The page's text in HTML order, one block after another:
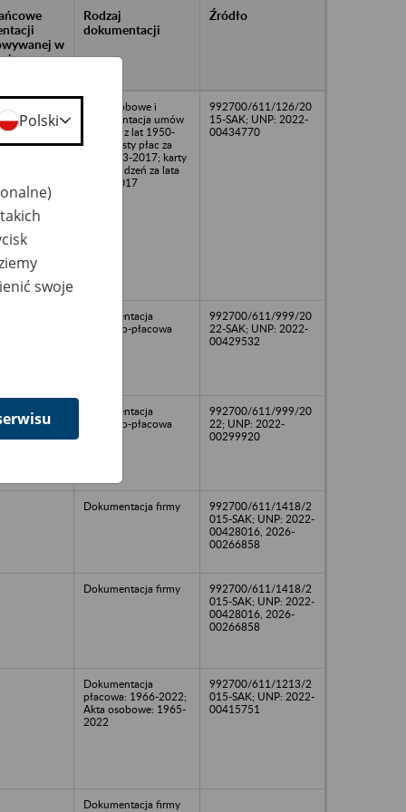
w
Rodzaj
dokumentacji
Źródło
Akta osobowe i
dokumentacja umów
zlecenia z lat 1950-
2020; Listy płac za
lata 1973-2017; karty
wynagrodzeń za lata
1963-2017
992700/611/126/20
15-SAK; UNP: 2022-
00434770
Dokumentacja
osobowo-płacowa
992700/611/999/20
22-SAK; UNP: 2022-
00429532
Dokumentacja
osobowo-płacowa
992700/611/999/20
22; UNP: 2022-
00299920
Dokumentacja firmy
992700/611/1418/2
015-SAK; UNP: 2022-
00428016, 2026-
00266858
Dokumentacja firmy
992700/611/1418/2
015-SAK; UNP: 2022-
00428016, 2026-
00266858
Dokumentacja
płacowa: 1966-2022;
Akta osobowe: 1965-
2022
992700/611/1213/2
015-SAK; UNP: 2022-
00415751
Dokumentacja firmy
Polski
swoje